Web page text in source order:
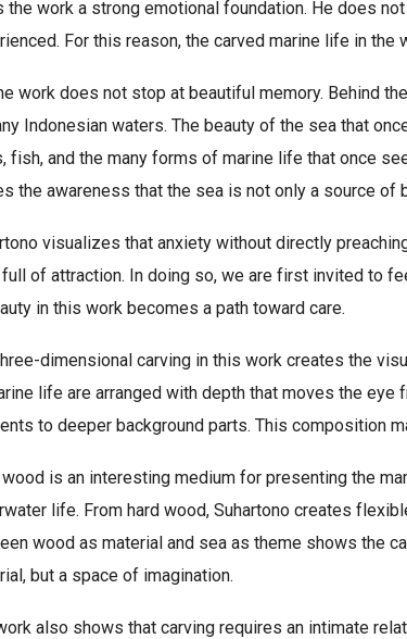
the work a strong emotional foundation. He does
For this reason, the carved marine life in
work does not stop at beautiful memory. Behind
Indonesian waters. The beauty of the sea that
fish, and the many forms of marine life that once
the awareness that the sea is not only a source of
visualizes that anxiety without directly
of attraction. In doing so, we are first invited to
in this work becomes a path toward care.
dimensional carving in this work creates the
life are arranged with depth that moves the
to deeper background parts. This composition
wood is an interesting medium for presenting the
life. From hard wood, Suhartono creates
wood as material and sea as theme shows the
but a space of imagination.
also shows that carving requires an intimate